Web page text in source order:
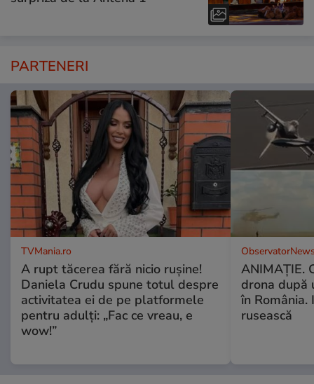
PARTENERI
TVMania.ro
A rupt tăcerea fără nicio rușine!
Daniela Crudu spune totul despre
activitatea ei de pe platformele
pentru adulți: „Fac ce vreau, e
wow!”
ANIMAŢIE.
drona după
în România.
rusească